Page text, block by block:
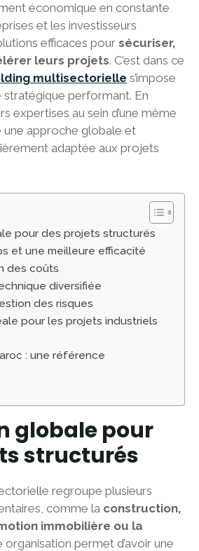
économique en constante
et les investisseurs
efficaces pour sécuriser,
leurs projets. C’est dans ce
multisectorielle s’impose
performant. En
expertises au sein d’une même
approche globale et
adaptée aux projets
pour des projets structurés
et une meilleure efficacité
des coûts
diversifiée
des risques
pour les projets industriels
: une référence
globale pour
structurés
regroupe plusieurs
comme la construction,
immobilière ou la
organisation permet d’avoir une